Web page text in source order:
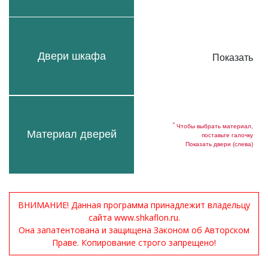
Двери шкафа
Материал дверей
Показать
* Чтобы выбрать материал,
поставьте галочку
Показать двери (слева)
ВНИМАНИЕ! Данная программа принадлежит владельцу
сайта www.shkaflon.ru.
Она запатентована и защищена Законом об Авторском
Праве. Копирование строго запрещено!